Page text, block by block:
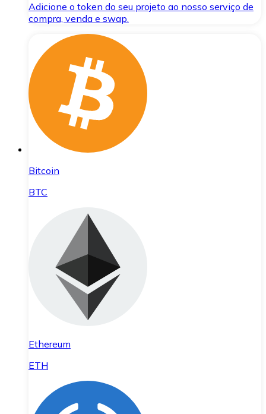
Adicione o token do seu projeto ao nosso serviço de
compra, venda e swap.
Bitcoin
BTC
Ethereum
ETH